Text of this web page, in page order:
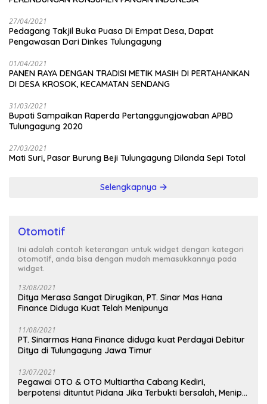
27/04/2021
Pedagang Takjil Buka Puasa Di Empat Desa, Dapat
Pengawasan Dari Dinkes Tulungagung
01/04/2021
PANEN RAYA DENGAN TRADISI METIK MASIH DI PERTAHANKAN
DI DESA KROSOK, KECAMATAN SENDANG
31/03/2021
Bupati Sampaikan Raperda Pertanggungjawaban APBD
Tulungagung 2020
27/03/2021
Mati Suri, Pasar Burung Beji Tulungagung Dilanda Sepi Total
Selengkapnya
Otomotif
Ini adalah contoh keterangan untuk widget dengan kategori
otomotif, anda bisa dengan mudah memasukkannya pada
widget.
13/08/2021
Ditya Merasa Sangat Dirugikan, PT. Sinar Mas Hana
Finance Diduga Kuat Telah Menipunya
11/08/2021
PT. Sinarmas Hana Finance diduga kuat Perdayai Debitur
Ditya di Tulungagung Jawa Timur
13/07/2021
Pegawai OTO & OTO Multiartha Cabang Kediri,
berpotensi dituntut Pidana Jika Terbukti bersalah, Menipu